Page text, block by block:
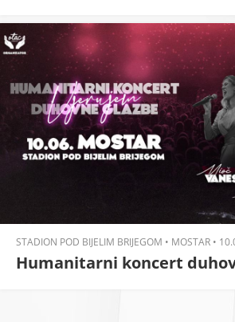
STADION POD BIJELIM BRIJEGOM • MOSTAR •
Humanitarni koncert